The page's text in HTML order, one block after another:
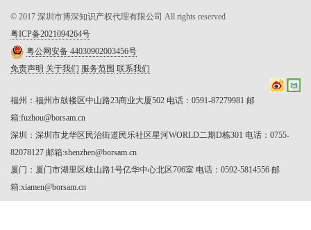
© 2017 深圳市博深知识产权代理有限公司 All rights reserved
粤ICP备2021094264号
粤公网安备 44030902003456号
免责声明 关于我们 服务范围 联系我们
福州：福州市鼓楼区中山路23商业大厦502 电话：0591-87279981 邮
箱:fuzhou@borsam.cn
深圳：深圳市龙华区民治街道民乐社区星河WORLD二期D栋301 电话：0755-
82078127 邮箱:shenzhen@borsam.cn
厦门：厦门市湖里区歧山路1号亿华中心北区706室 电话：0592-5814556 邮
箱:xiamen@borsam.cn